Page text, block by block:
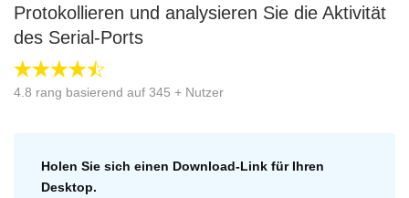
Protokollieren und analysieren Sie die Aktivität
des Serial-Ports
4.8 rang basierend auf 345 + Nutzer
Holen Sie sich einen Download-Link für Ihren
Desktop.